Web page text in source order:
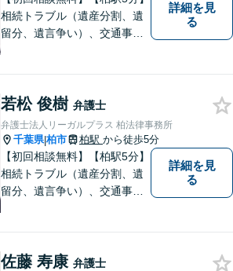
相続トラブル（遺産分割、遺
留分、遺言争い）、交通事故
詳細を見
る
若松 俊樹 弁護士
弁護士法人リーガルプラス 柏法律事務所
千葉県|柏市 柏駅 から徒歩5分
【初回相談無料】【柏駅5分】
相続トラブル（遺産分割、遺
留分、遺言争い）、交通事故
詳細を見
る
佐藤 寿康 弁護士